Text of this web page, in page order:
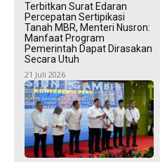
Terbitkan Surat Edaran
Percepatan Sertipikasi
Tanah MBR, Menteri Nusron:
Manfaat Program
Pemerintah Dapat Dirasakan
Secara Utuh
21 Juli 2026